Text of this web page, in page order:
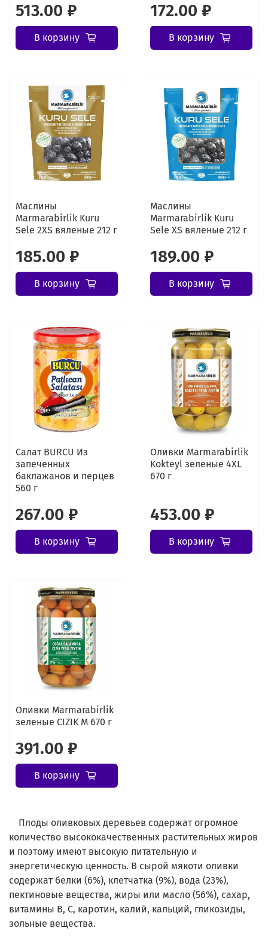
513.00 ₽
В корзину
172.00 ₽
В корзину
Маслины
Marmarabirlik Kuru
Sele 2XS вяленые 212 г
185.00 ₽
В корзину
Маслины
Marmarabirlik Kuru
Sele XS вяленые 212 г
189.00 ₽
В корзину
Салат BURCU Из
запеченных
баклажанов и перцев
560 г
267.00 ₽
В корзину
Оливки Marmarabirlik
Kokteyl зеленые 4XL
670 г
453.00 ₽
В корзину
Оливки Marmarabirlik
зеленые CIZIK M 670 г
391.00 ₽
В корзину
Плоды оливковых деревьев содержат огромное
количество высококачественных растительных жиров
и поэтому имеют высокую питательную и
энергетическую ценность. В сырой мякоти оливки
содержат белки (6%), клетчатка (9%), вода (23%),
пектиновые вещества, жиры или масло (56%), сахар,
витамины В, С, каротин, калий, кальций, гликозиды,
зольные вещества.